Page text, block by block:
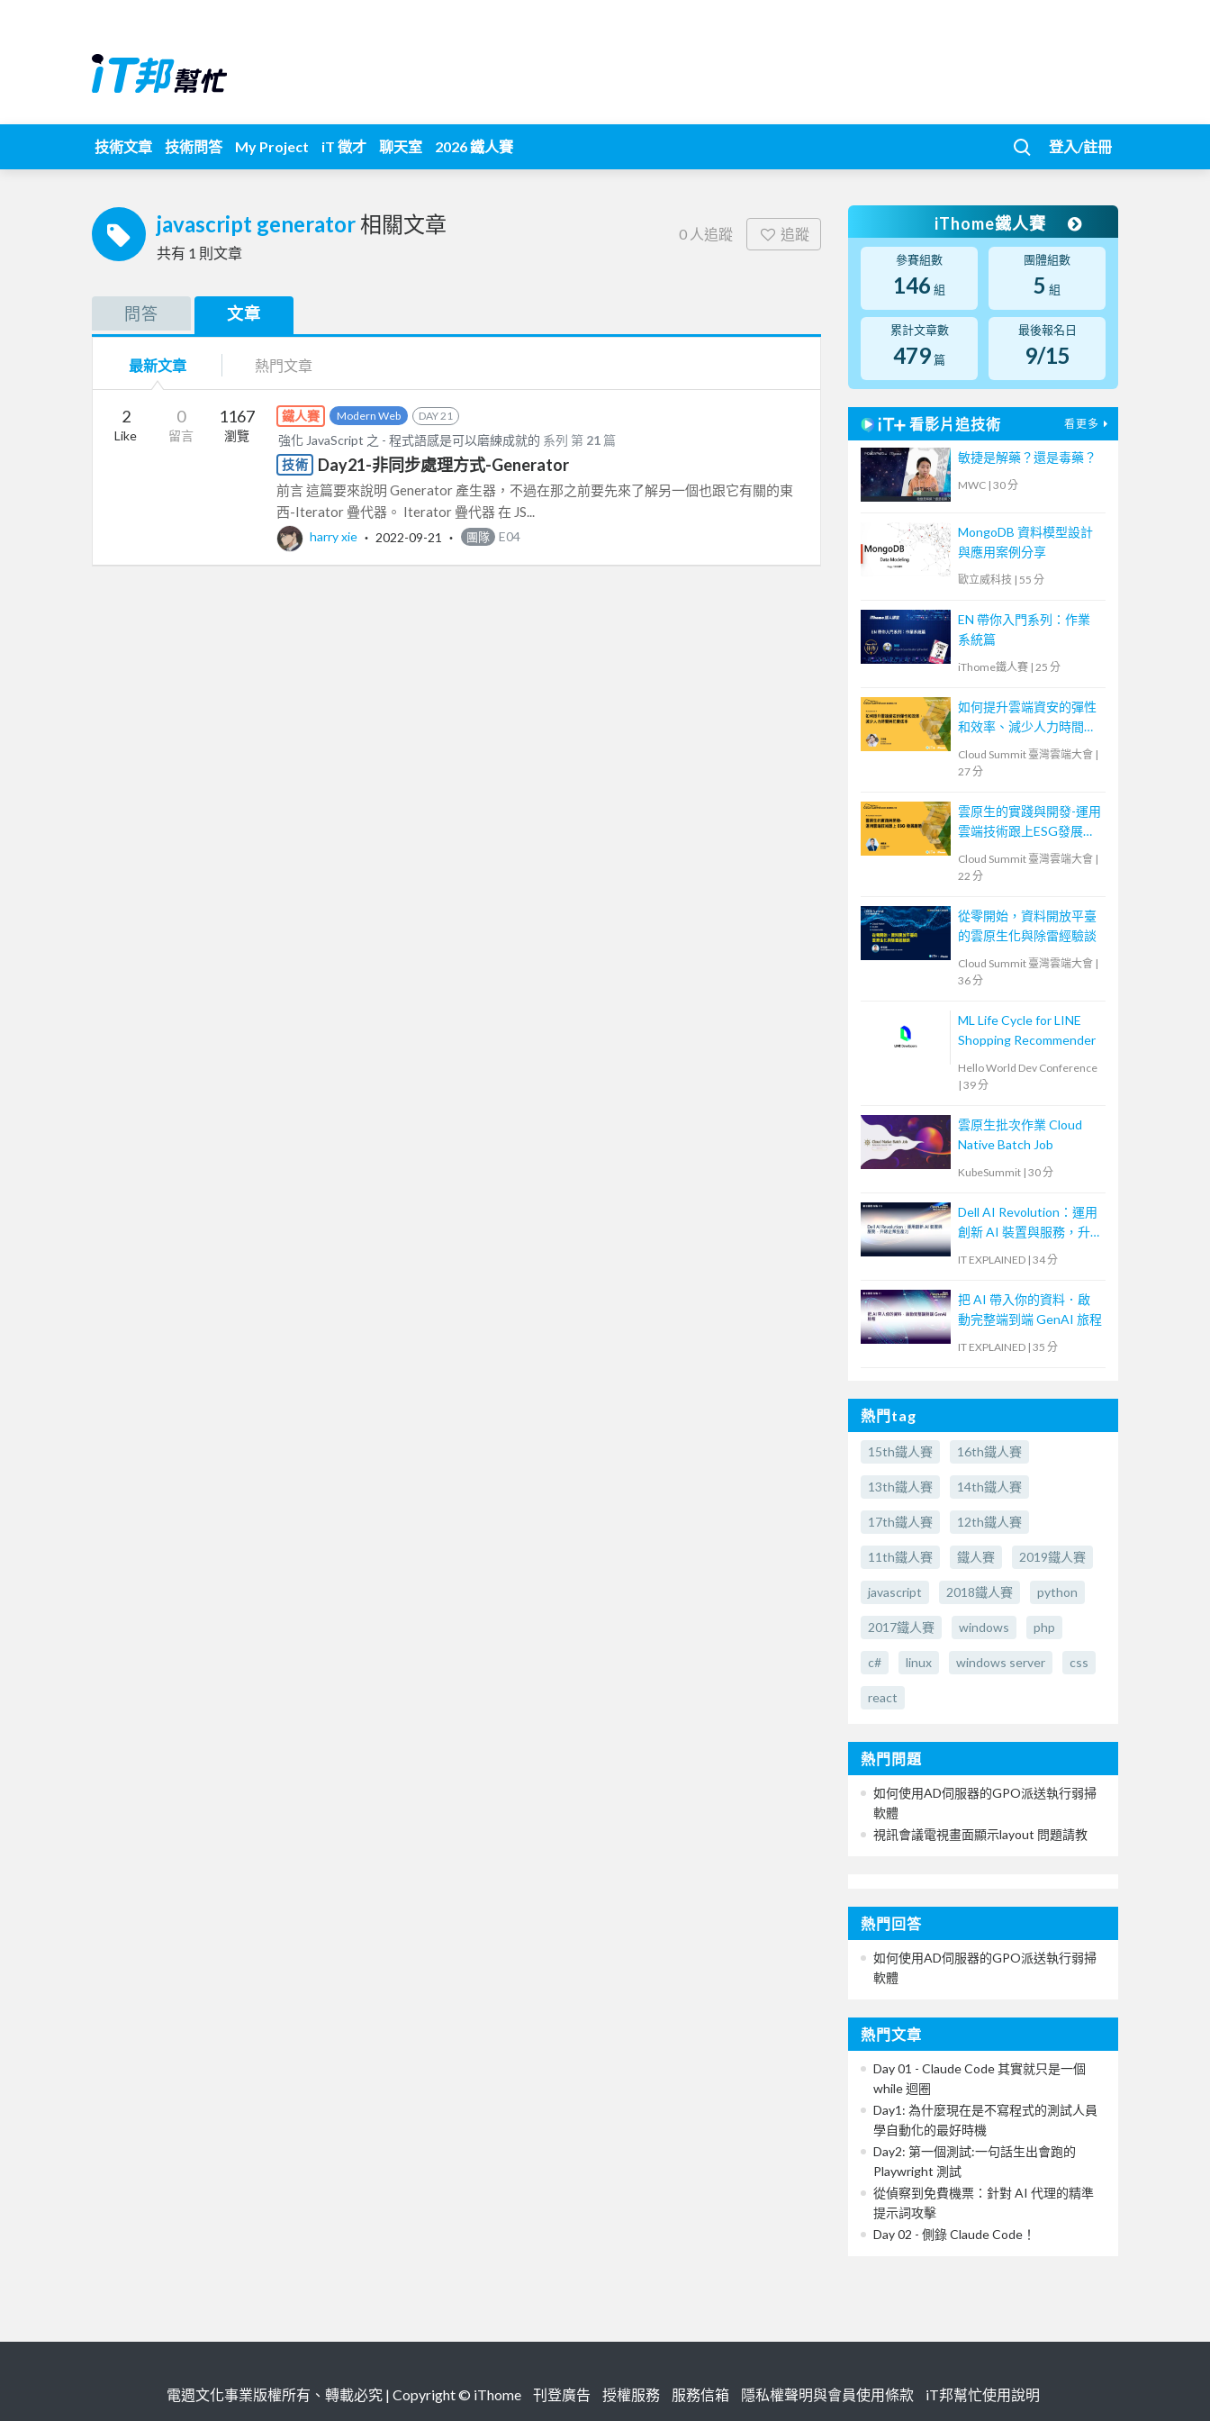
技術文章 技術問答 My Project iT 徵才 聊天室 2026 鐵人賽 登入/註冊
javascript generator 相關文章
共有 1 則文章
0 人追蹤 追蹤
問答 文章
最新文章 熱門文章
2
Like
0
留言
1167
瀏覽
鐵人賽 Modern Web DAY 21
強化 JavaScript 之 - 程式語感是可以磨練成就的 系列 第 21 篇
技術
Day21-非同步處理方式-Generator
前言 這篇要來說明 Generator 產生器，不過在那之前要先來了解另一個也跟它有關的東
西-Iterator 疊代器。 Iterator 疊代器 在 JS...
harry xie ‧ 2022-09-21 ‧ 團隊 E04
iThome鐵人賽
參賽組數
146 組
團體組數
5 組
累計文章數
479 篇
最後報名日
9/15
看影片追技術 看更多
敏捷是解藥？還是毒藥？
MWC | 30 分
MongoDB 資料模型設計
與應用案例分享
歐立威科技 | 55 分
EN 帶你入門系列：作業
系統篇
iThome鐵人賽 | 25 分
如何提升雲端資安的彈性
和效率、減少人力時間與
Cloud Summit 臺灣雲端大會 |
27 分
雲原生的實踐與開發-運用
雲端技術跟上ESG發展趨
Cloud Summit 臺灣雲端大會 |
22 分
從零開始，資料開放平臺
的雲原生化與除雷經驗談
Cloud Summit 臺灣雲端大會 |
36 分
ML Life Cycle for LINE
Shopping Recommender
Hello World Dev Conference
| 39 分
雲原生批次作業 Cloud
Native Batch Job
KubeSummit | 30 分
Dell AI Revolution：運用
創新 AI 裝置與服務，升
IT EXPLAINED | 34 分
把 AI 帶入你的資料．啟
動完整端到端 GenAI 旅程
IT EXPLAINED | 35 分
熱門tag
15th鐵人賽 16th鐵人賽
13th鐵人賽 14th鐵人賽
17th鐵人賽 12th鐵人賽
11th鐵人賽 鐵人賽 2019鐵人賽
javascript 2018鐵人賽 python
2017鐵人賽 windows php
c# linux windows server css
react
熱門問題
如何使用AD伺服器的GPO派送執行弱掃
軟體
視訊會議電視畫面顯示layout 問題請教
熱門回答
如何使用AD伺服器的GPO派送執行弱掃
軟體
熱門文章
Day 01 - Claude Code 其實就只是一個
while 迴圈
Day1: 為什麼現在是不寫程式的測試人員
學自動化的最好時機
Day2: 第一個測試:一句話生出會跑的
Playwright 測試
從偵察到免費機票：針對 AI 代理的精準
提示詞攻擊
Day 02 - 側錄 Claude Code！
電週文化事業版權所有、轉載必究 | Copyright © iThome 刊登廣告 授權服務 服務信箱 隱私權聲明與會員使用條款 iT邦幫忙使用說明